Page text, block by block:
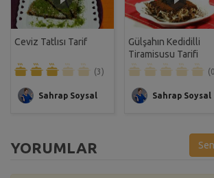
Ceviz Tatlısı Tarif
(3)
Sahrap Soysal
Gülşahın Kedidilli
Tiramisusu Tarifi
Sahrap Soysal
YORUMLAR